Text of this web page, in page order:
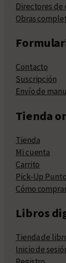
Directores de
Obras
Contacto
Suscripción
Envío de
Tienda
Tienda
Mi cuenta
Carrito
Pick-Up
Cómo
Libros
Tienda de
Inicio de